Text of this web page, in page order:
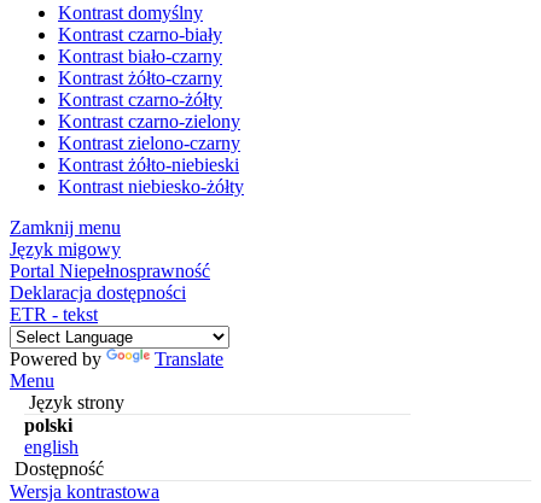
Kontrast domyślny
Kontrast czarno-biały
Kontrast biało-czarny
Kontrast żółto-czarny
Kontrast czarno-żółty
Kontrast czarno-zielony
Kontrast zielono-czarny
Kontrast żółto-niebieski
Kontrast niebiesko-żółty
Zamknij menu
Język migowy
Portal Niepełnosprawność
Deklaracja dostępności
ETR - tekst
Powered by
Translate
Menu
Język strony
polski
english
Dostępność
Wersja kontrastowa